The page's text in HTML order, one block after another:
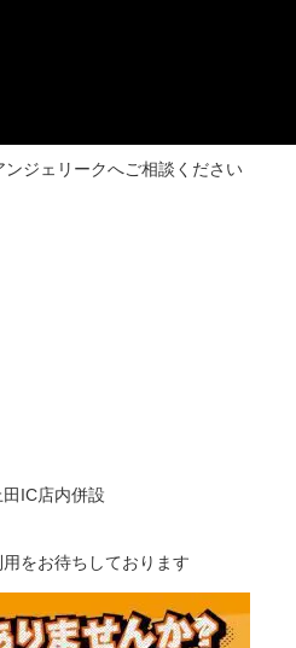
ンジェリークへご相談ください
田IC店内併設
をお待ちしております